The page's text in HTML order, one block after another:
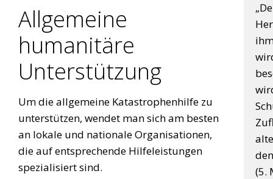
Allgemeine
humanitäre
Unterstützung
Um die allgemeine Katastrophenhilfe zu
unterstützen, wendet man sich am besten
an lokale und nationale Organisationen,
die auf entsprechende Hilfeleistungen
spezialisiert sind.
(5.